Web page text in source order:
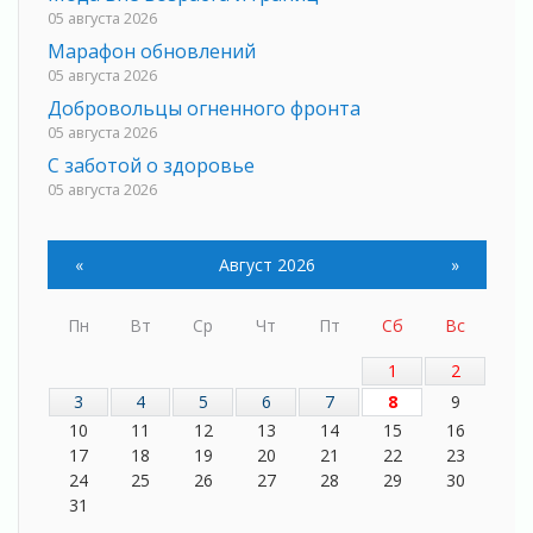
05 августа 2026
Марафон обновлений
05 августа 2026
Добровольцы огненного фронта
05 августа 2026
С заботой о здоровье
05 августа 2026
05 августа 2026
«Результат командный, заслуга каждого
05 августа 2026
Вдохновлять, просвещать и объединять!
05 августа 2026
Не оставят в беде
05 августа 2026
« Август 2026 »
Пн Вт Ср Чт Пт Сб
Вс
1
2
3
4 5 6 7 8
9
10
11 12 13 14 15
16
17
18 19 20 21 22
23
24
25 26 27 28 29
30
31